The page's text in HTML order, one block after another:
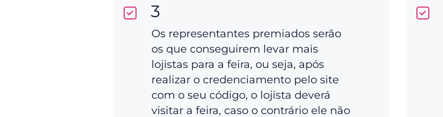
3
Os representantes premiados serão
os que conseguirem levar mais
lojistas para a feira, ou seja, após
realizar o credenciamento pelo site
com o seu código, o lojista deverá
visitar a feira, caso o contrário ele não